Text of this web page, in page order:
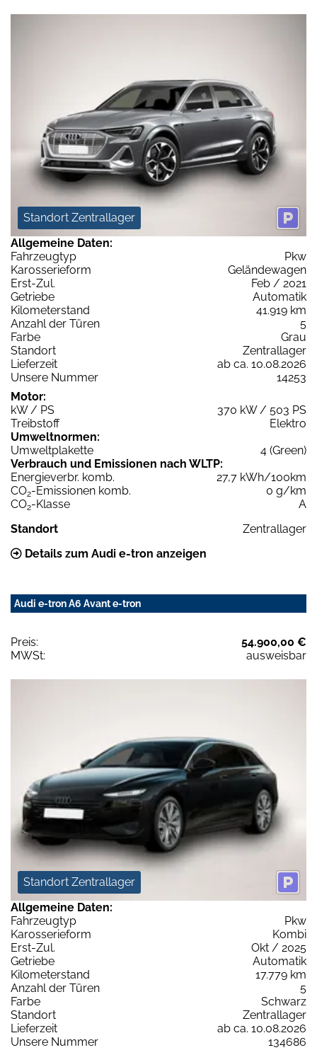
Standort Zentrallager
Allgemeine Daten:
Fahrzeugtyp
Pkw
Karosserieform
Geländewagen
Erst-Zul.
Feb / 2021
Getriebe
Automatik
Kilometerstand
41.919 km
Anzahl der Türen
5
Farbe
Grau
Standort
Zentrallager
Lieferzeit
ab ca. 10.08.2026
Unsere Nummer
14253
Motor:
kW / PS
370 kW / 503 PS
Treibstoff
Elektro
Umweltnormen:
Umweltplakette
4 (Green)
Verbrauch und Emissionen nach WLTP:
Energieverbr. komb.
27,7 kWh/100km
CO2-Emissionen komb.
0 g/km
CO2-Klasse
A
Standort
Zentrallager
Details zum Audi e-tron anzeigen
Audi e-tron A6 Avant e-tron
Preis:
54.900,00 €
MWSt:
ausweisbar
Standort Zentrallager
Allgemeine Daten:
Fahrzeugtyp
Pkw
Karosserieform
Kombi
Erst-Zul.
Okt / 2025
Getriebe
Automatik
Kilometerstand
17.779 km
Anzahl der Türen
5
Farbe
Schwarz
Standort
Zentrallager
Lieferzeit
ab ca. 10.08.2026
Unsere Nummer
134686